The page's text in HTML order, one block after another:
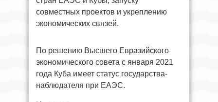
совместных проектов и укреплению
экономических связей.
По решению Высшего Евразийского
экономического совета с января 2021
года Куба имеет статус государства-
наблюдателя при ЕАЭС.